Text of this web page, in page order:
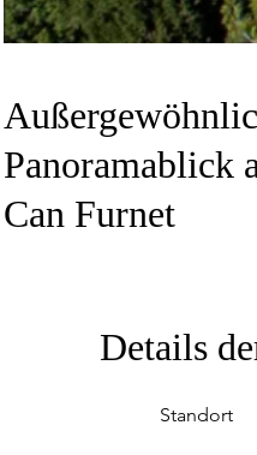
Panoramablick
Can Furnet
Details
Standort